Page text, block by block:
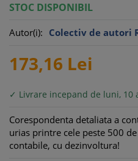
STOC DISPONIBIL
Autor(i): Colectiv de autori
173,16 Lei
✓ Livrare incepand de luni, 10
Corespondenta detaliata a
urias printre cele peste 500
contabile, cu dezinvoltura!